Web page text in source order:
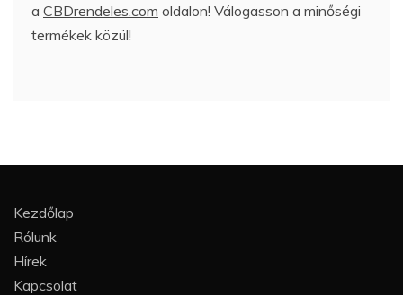
a CBDrendeles.com oldalon! Válogasson a minőségi
termékek közül!
Kezdőlap
Rólunk
Hírek
Kapcsolat